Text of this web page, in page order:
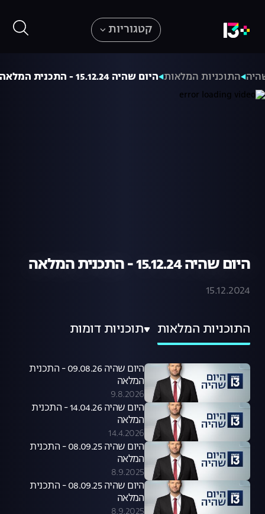
קטגוריות
התוכניות המלאות היום שהיה 15.12.24 - התכנית המלאה
היום שהיה 15.12.24 - התכנית המלאה
15.12.2024
התוכניות המלאות תוכניות דומות
היום שהיה 09.08.26 - התכנית
המלאה
9.8.2026
היום שהיה 14.04.26 - התכנית
המלאה
14.4.2026
היום שהיה 08.09.25 - התכנית
המלאה
8.9.2025
היום שהיה 08.09.25 - התכנית
המלאה